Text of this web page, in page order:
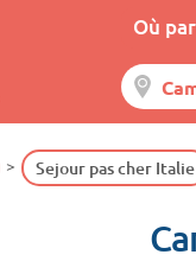
Où
Sejour pas cher Italie